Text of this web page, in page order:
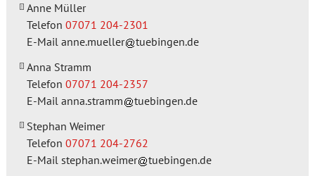
Anne Müller
Telefon 07071 204-2301
E-Mail anne.mueller
tuebingen.de
Anna Stramm
Telefon 07071 204-2357
E-Mail anna.stramm
tuebingen.de
Stephan Weimer
Telefon 07071 204-2762
E-Mail stephan.weimer
tuebingen.de